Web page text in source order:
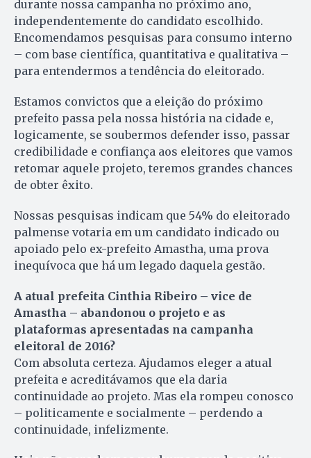
durante nossa campanha no próximo ano,
independentemente do candidato escolhido.
Encomendamos pesquisas para consumo interno
– com base científica, quantitativa e qualitativa –
para entendermos a tendência do eleitorado.
Estamos convictos que a eleição do próximo
prefeito passa pela nossa história na cidade e,
logicamente, se soubermos defender isso, passar
credibilidade e confiança aos eleitores que vamos
retomar aquele projeto, teremos grandes chances
de obter êxito.
Nossas pesquisas indicam que 54% do eleitorado
palmense votaria em um candidato indicado ou
apoiado pelo ex-prefeito Amastha, uma prova
inequívoca que há um legado daquela gestão.
A atual prefeita Cinthia Ribeiro – vice de
Amastha – abandonou o projeto e as
plataformas apresentadas na campanha
eleitoral de 2016?
Com absoluta certeza. Ajudamos eleger a atual
prefeita e acreditávamos que ela daria
continuidade ao projeto. Mas ela rompeu conosco
– politicamente e socialmente – perdendo a
continuidade, infelizmente.